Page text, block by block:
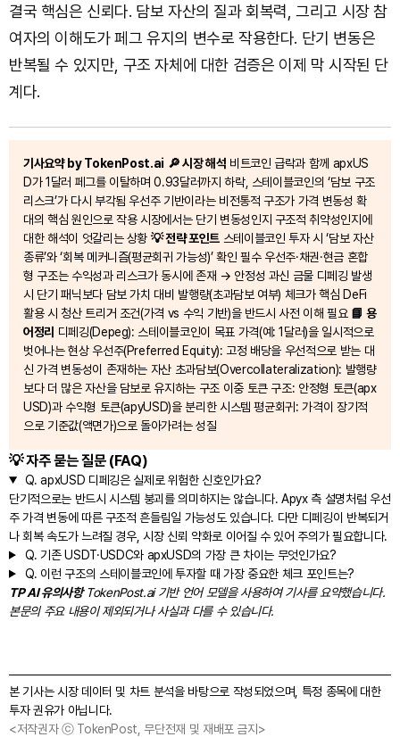
결국 핵심은 신뢰다. 담보 자산의 질과 회복력, 그리고 시장 참
여자의 이해도가 페그 유지의 변수로 작용한다. 단기 변동은
반복될 수 있지만, 구조 자체에 대한 검증은 이제 막 시작된 단
계다.
기사요약 by TokenPost.ai 🔎 시장 해석 비트코인 급락과 함께 apxUS
D가 1달러 페그를 이탈하며 0.93달러까지 하락, 스테이블코인의 ‘담보 구조
리스크’가 다시 부각됨 우선주 기반이라는 비전통적 구조가 가격 변동성 확
대의 핵심 원인으로 작용 시장에서는 단기 변동성인지 구조적 취약성인지에
대한 해석이 엇갈리는 상황 💡 전략 포인트스테이블코인 투자 시 ‘담보 자산
종류’와 ‘회복 메커니즘(평균회귀 가능성)’ 확인 필수 우선주·채권·현금 혼합
형 구조는 수익성과 리스크가 동시에 존재 → 안정성 과신 금물 디페깅 발생
시 단기 패닉보다 담보 가치 대비 발행량(초과담보 여부) 체크가 핵심 DeFi
활용 시 청산 트리거 조건(가격 vs 수익 기반)을 반드시 사전 이해 필요 📘 용
어정리 디페깅(Depeg): 스테이블코인이 목표 가격(예: 1달러)을 일시적으로
벗어나는 현상 우선주(Preferred Equity): 고정 배당을 우선적으로 받는 대
신 가격 변동성이 존재하는 자산 초과담보(Overcollateralization): 발행량
보다 더 많은 자산을 담보로 유지하는 구조 이중 토큰 구조: 안정형 토큰(apx
USD)과 수익형 토큰(apyUSD)을 분리한 시스템 평균회귀: 가격이 장기적
으로 기준값(액면가)으로 돌아가려는 성질
💡 자주 묻는 질문 (FAQ)
Q. apxUSD 디페깅은 실제로 위험한 신호인가요?
단기적으로는 반드시 시스템 붕괴를 의미하지는 않습니다. Apyx 측 설명처럼 우선
주 가격 변동에 따른 구조적 흔들림일 가능성도 있습니다. 다만 디페깅이 반복되거
나 회복 속도가 느려질 경우, 시장 신뢰 약화로 이어질 수 있어 주의가 필요합니다.
Q. 기존 USDT·USDC와 apxUSD의 가장 큰 차이는 무엇인가요?
Q. 이런 구조의 스테이블코인에 투자할 때 가장 중요한 체크 포인트는?
TP AI 유의사항TokenPost.ai 기반 언어 모델을 사용하여 기사를 요약했습니다.
본문의 주요 내용이 제외되거나 사실과 다를 수 있습니다.
본 기사는 시장 데이터 및 차트 분석을 바탕으로 작성되었으며, 특정 종목에 대한
투자 권유가 아닙니다.
<저작권자 ⓒ TokenPost, 무단전재 및 재배포 금지>